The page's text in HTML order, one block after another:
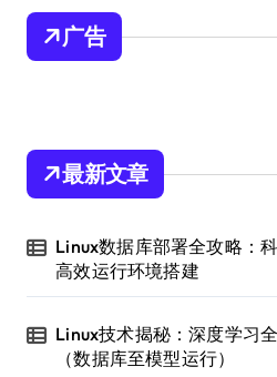
广告
最新文章
Linux数据库部署全攻略：
高效运行环境搭建
Linux技术揭秘：深度学习
（数据库至模型运行）